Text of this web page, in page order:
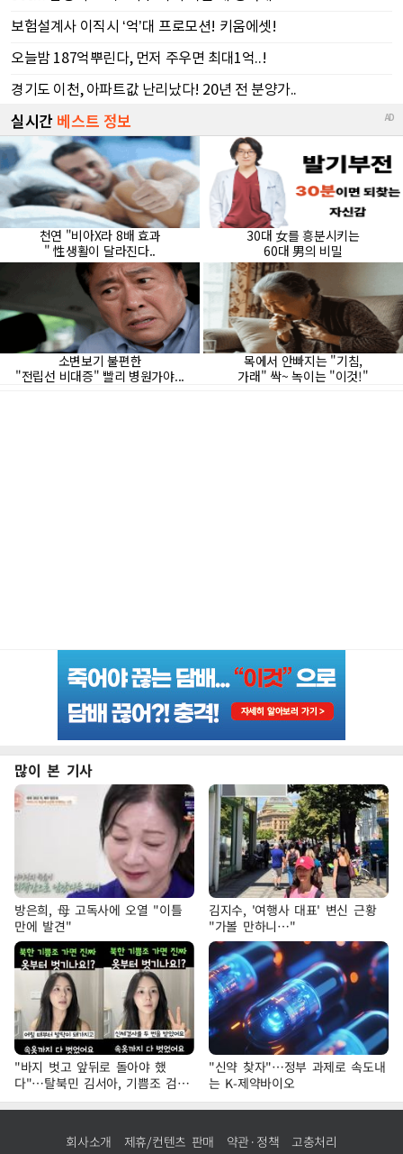
많이 본 기사
방은희, 母 고독사에 오열 "이틀
만에 발견"
김지수, '여행사 대표' 변신 근황
"가볼 만하니…"
"바지 벗고 앞뒤로 돌아야 했
다"…탈북민 김서아, 기쁨조 검사
수치심 회상
"신약 찾자"…정부 과제로 속도내
는 K-제약바이오
회사소개 제휴/컨텐츠 판매 약관·정책 고충처리